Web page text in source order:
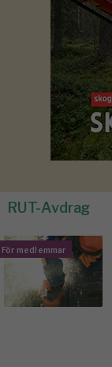
RUT-Avdrag
För medlemmar